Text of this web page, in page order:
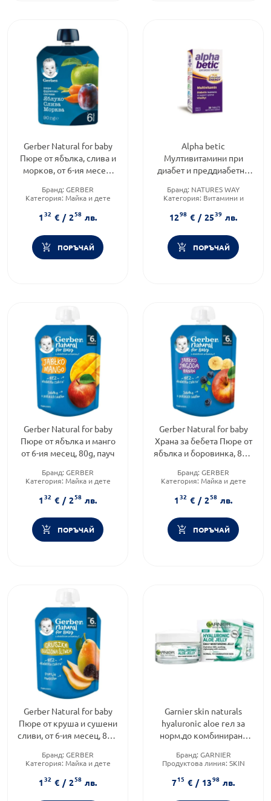
Gerber Natural for baby
Пюре от ябълка, слива и
морков, от 6-ия месец,
Бранд: GERBER
Категория: Майка и дете
132 € / 258 лв.
ПОРЪЧАЙ
Alpha betic
Мултивитамини при
диабет и преддиабетно
Nature’s Way
Бранд: NATURES WAY
Категория: Витамини и
Форма на продукта: таблетки
1298 € / 2539 лв.
ПОРЪЧАЙ
Gerber Natural for baby
Пюре от ябълка и манго
от 6-ия месец, 80g, пауч
Бранд: GERBER
Категория: Майка и дете
132 € / 258 лв.
ПОРЪЧАЙ
Gerber Natural for baby
Храна за бебета Пюре от
ябълка и боровинка, 80g,
Бранд: GERBER
Категория: Майка и дете
132 € / 258 лв.
ПОРЪЧАЙ
Gerber Natural for baby
Пюре от круша и сушени
сливи, от 6-ия месец, 80g,
Бранд: GERBER
Категория: Майка и дете
132 € / 258 лв.
Garnier skin naturals
hyaluronic aloe гел за
норм.до комбинирана
Бранд: GARNIER
Продуктова линия: SKIN
Тип козметика:Масова
козметика
715 € / 1398 лв.